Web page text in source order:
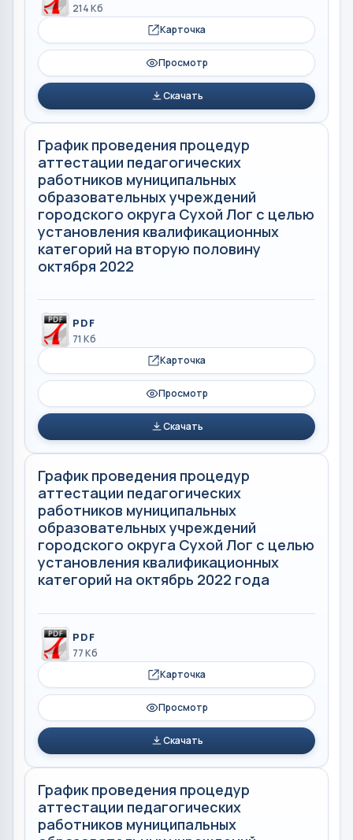
214 Кб
Карточка
Просмотр
Скачать
График проведения процедур
аттестации педагогических
работников муниципальных
образовательных учреждений
городского округа Сухой Лог с целью
установления квалификационных
категорий на вторую половину
октября 2022
PDF
71 Кб
Карточка
Просмотр
Скачать
График проведения процедур
аттестации педагогических
работников муниципальных
образовательных учреждений
городского округа Сухой Лог с целью
установления квалификационных
категорий на октябрь 2022 года
PDF
77 Кб
Карточка
Просмотр
Скачать
График проведения процедур
аттестации педагогических
работников муниципальных